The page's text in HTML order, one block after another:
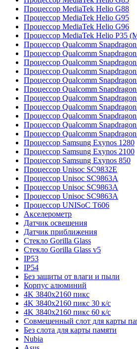
Процессор MediaTek Helio G88
Процессор MediaTek Helio G95
Процессор MediaTek Helio G96
Процессор MediaTek Helio P35
Процессор Qualcomm
Процессор Qualcomm
Процессор Qualcomm
Процессор Qualcomm
Процессор Qualcomm
Процессор Qualcomm
Процессор Qualcomm
Процессор Qualcomm
Процессор Qualcomm
Процессор Qualcomm
Процессор Qualcomm
Процессор Samsung Exynos 1280
Процессор Samsung Exynos 2100
Процессор Samsung Exynos 850
Процессор Unisoc SC9832E
Процессор Unisoc SC9863A
Процессор Unisoc SC9863A
Процессор Unisoc SC9863A
Процессор UNISoC T606
Акселерометр
Датчик освещения
Датчик приближения
Стекло Gorilla Glass
Стекло Gorilla Glass v5
IP53
IP54
Без защиты от влаги и пыли
Корпус алюминий
4K 3840x2160 пикс
4K 3840x2160 пикс 30 к/с
4K 3840x2160 пикс 60 к/с
Совмещенный слот для карты
Без слота для карты памяти
Nubia